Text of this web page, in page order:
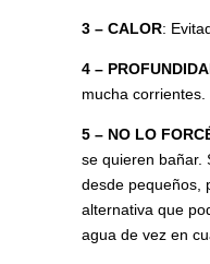
3 – CALOR:
4 –
mucha corrientes.
5 – NO LO
se quieren bañar.
desde pequeños,
alternativa que
agua de vez en